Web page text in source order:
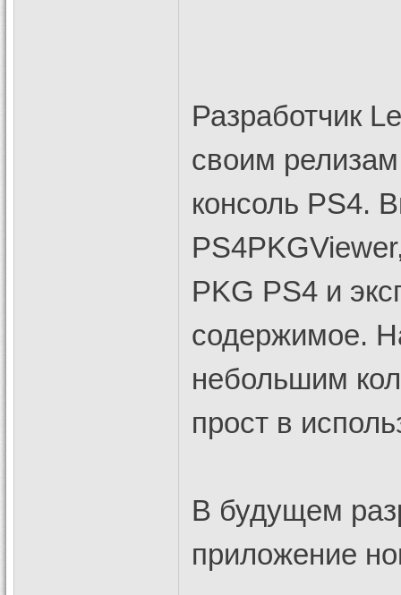
Разработчик
своим
консоль PS4.
PKG PS4 и
содержимое.
небольшим
прост в
В будущем
приложение